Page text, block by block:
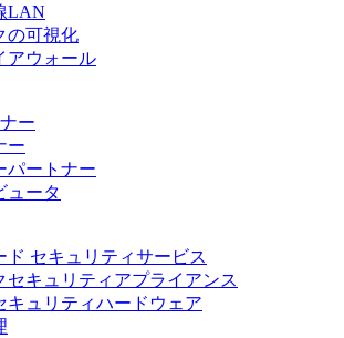
LAN
の可視化
アウォール
ー
ー
パートナー
ュータ
ド セキュリティサービス
セキュリティアプライアンス
キュリティハードウェア